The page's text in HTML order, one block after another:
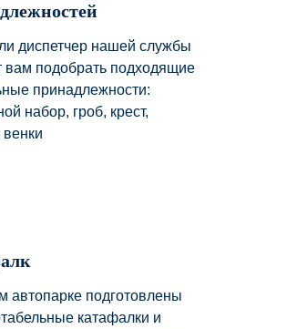
диспетчер нашей службы
вам подобрать подходящие
принадлежности:
набор, гроб, крест,
автопарке подготовлены
катафалки и